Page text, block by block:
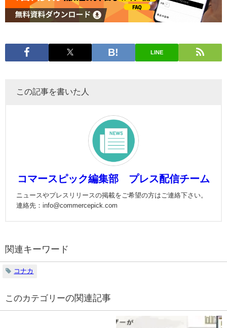
LINE
この記事を書いた人
コマースピック編集部 プレス配信チーム
ニュースやプレスリリースの掲載をご希望の方はご連絡下さい。
連絡先：info@commercepick.com
関連キーワード
コナカ
の関連記事